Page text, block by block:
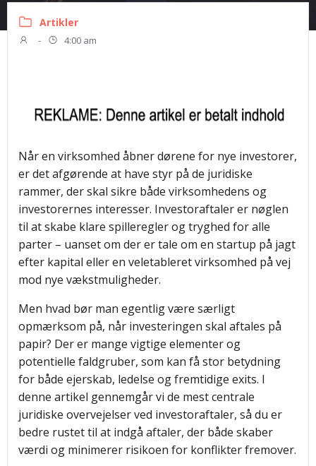
Artikler
- 4:00 am
Når en virksomhed åbner dørene for nye investorer,
er det afgørende at have styr på de juridiske
rammer, der skal sikre både virksomhedens og
investorernes interesser. Investoraftaler er nøglen
til at skabe klare spilleregler og tryghed for alle
parter – uanset om der er tale om en startup på jagt
efter kapital eller en veletableret virksomhed på vej
mod nye vækstmuligheder.
Men hvad bør man egentlig være særligt
opmærksom på, når investeringen skal aftales på
papir? Der er mange vigtige elementer og
potentielle faldgruber, som kan få stor betydning
for både ejerskab, ledelse og fremtidige exits. I
denne artikel gennemgår vi de mest centrale
juridiske overvejelser ved investoraftaler, så du er
bedre rustet til at indgå aftaler, der både skaber
værdi og minimerer risikoen for konflikter fremover.